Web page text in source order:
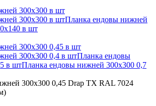
300х300 в шт
300х300 в штПланка ендовы нижней
в шт
300х300 0,45 в шт
300х300 0,4 в штПланка ендовы
в штПланка ендовы нижней 300х300 0,7
300х300 0,45 Drap TX RAL 7024